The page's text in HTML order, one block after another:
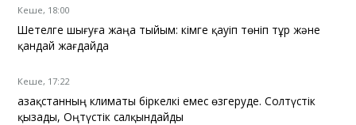
Кеше, 18:00
Шетелге шығуға жаңа тыйым: кімге қауіп төніп тұр және
қандай жағдайда
Кеше, 17:22
Қазақстанның климаты біркелкі емес өзгеруде. Солтүстік
қызады, Оңтүстік салқындайды